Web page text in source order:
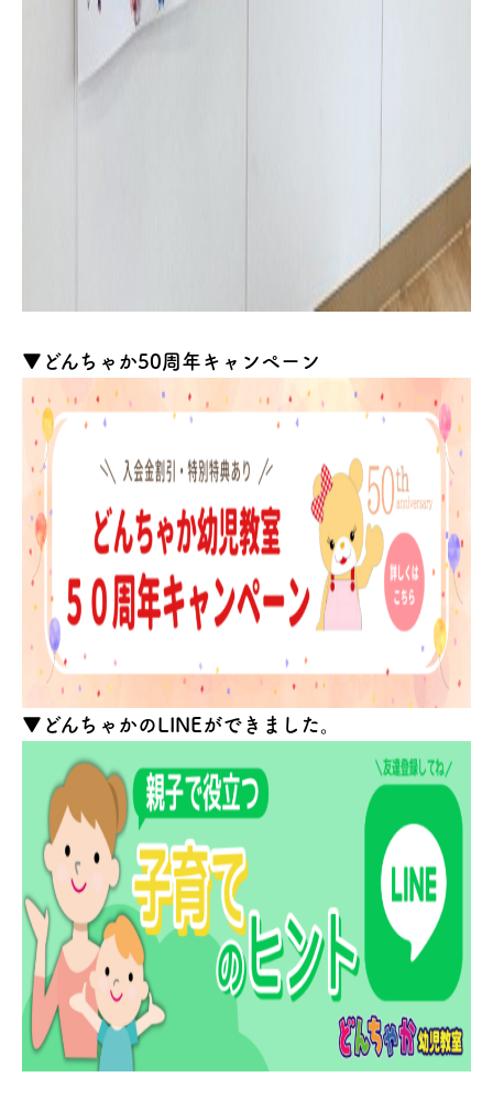
▼どんちゃか50周年キャンペーン
▼どんちゃかのLINEができました。